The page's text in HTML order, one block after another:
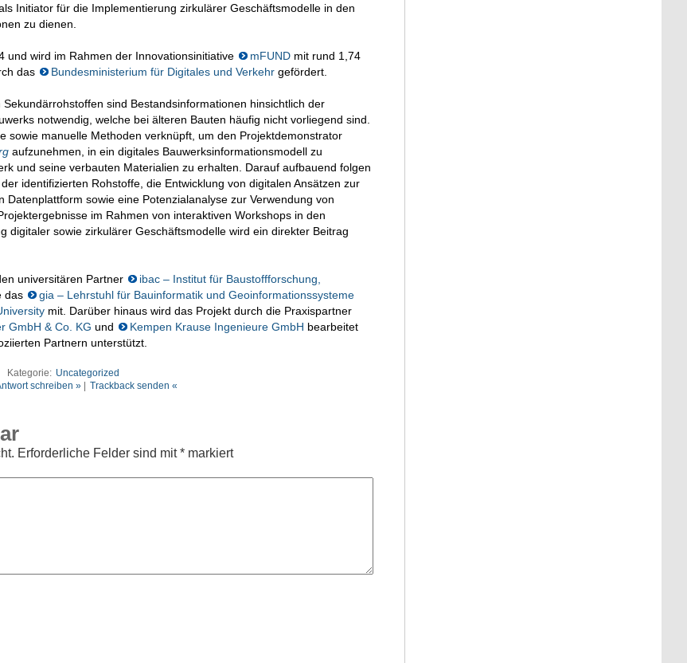
Initiator für die Implementierung zirkulärer Geschäftsmodelle in den
zu dienen.
und wird im Rahmen der Innovationsinitiative mFUND mit rund 1,74
das
Bundesministerium für Digitales und Verkehr gefördert.
sind Bestandsinformationen hinsichtlich der
notwendig, welche bei älteren Bauten häufig nicht vorliegend sind.
sowie manuelle Methoden verknüpft, um den Projektdemonstrator
aufzunehmen, in ein digitales Bauwerksinformationsmodell zu
und seine verbauten Materialien zu erhalten. Darauf aufbauend folgen
identifizierten Rohstoffe, die Entwicklung von digitalen Ansätzen zur
sowie eine Potenzialanalyse zur Verwendung von
im Rahmen von interaktiven Workshops in den
digitaler sowie zirkulärer Geschäftsmodelle wird ein direkter Beitrag
universitären Partner
ibac – Institut für Baustoffforschung,
das
gia – Lehrstuhl für Bauinformatik und Geoinformationssysteme
mit. Darüber hinaus wird das Projekt durch die Praxispartner
GmbH & Co. KG und Kempen Krause Ingenieure GmbH bearbeitet
Partnern unterstützt.
Kategorie: Uncategorized
schreiben »| Trackback senden «
Erforderliche Felder sind mit* markiert